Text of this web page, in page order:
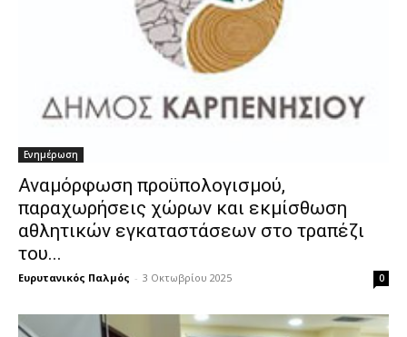
Ενημέρωση
Αναμόρφωση προϋπολογισμού,
παραχωρήσεις χώρων και εκμίσθωση
αθλητικών εγκαταστάσεων στο τραπέζι
του...
Ευρυτανικός Παλμός - 3 Οκτωβρίου 2025 0